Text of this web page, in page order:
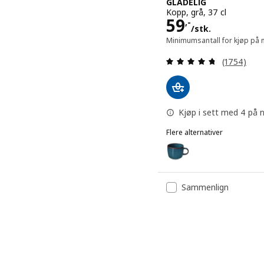
Kopp, grå, 37 cl
59,-
/stk.
Pris 59,-/stk.
Minimumsantall for kjøp på
(1754)
Kjøp i sett med 4 på
Flere alternativer
GLADELIG
Alternativ: GLADELIG,
Alternativ: GLADELIG,
Alternativ: GLADELIG,
Sammenlign